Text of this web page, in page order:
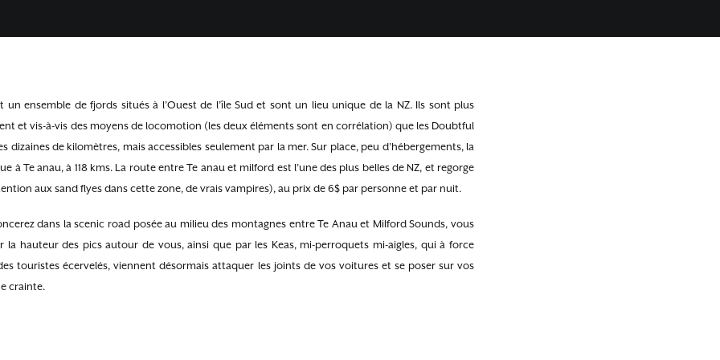
un ensemble de fjords situés à l’Ouest de l’île Sud et sont un lieu unique de la NZ. Ils sont plus
et vis-à-vis des moyens de locomotion (les deux éléments sont en corrélation) que les Doubtful
dizaines de kilomètres, mais accessibles seulement par la mer. Sur place, peu d’hébergements, la
à Te anau, à 118 kms. La route entre Te anau et milford est l’une des plus belles de NZ, et regorge
aux sand flyes dans cette zone, de vrais vampires), au prix de 6$ par personne et par nuit.
dans la scenic road posée au milieu des montagnes entre Te Anau et Milford Sounds, vous
la hauteur des pics autour de vous, ainsi que par les Keas, mi-perroquets mi-aigles, qui à force
touristes écervelés, viennent désormais attaquer les joints de vos voitures et se poser sur vos
crainte.